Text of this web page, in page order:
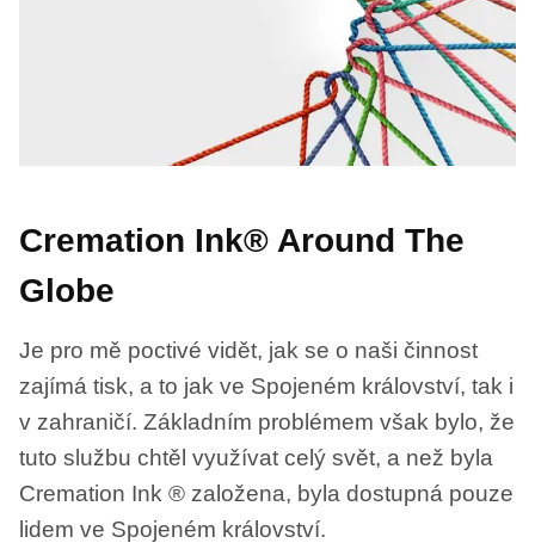
Cremation Ink® Around The
Globe
Je pro mě poctivé vidět, jak se o naši činnost
zajímá tisk, a to jak ve Spojeném království, tak i
v zahraničí. Základním problémem však bylo, že
tuto službu chtěl využívat celý svět, a než byla
Cremation Ink ® založena, byla dostupná pouze
lidem ve Spojeném království.